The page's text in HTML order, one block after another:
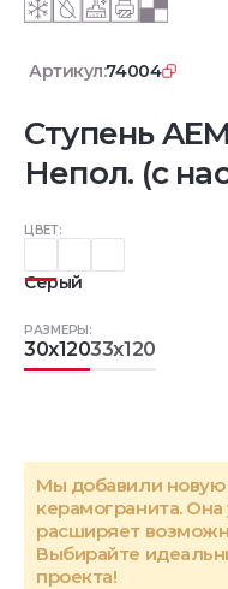
Артикул:74004
Ступень
Непол. (с
ЦВЕТ:
Серый
РАЗМЕРЫ:
30x12033x120
Мы добавили
керамогранита.
расширяет
Выбирайте
проекта!